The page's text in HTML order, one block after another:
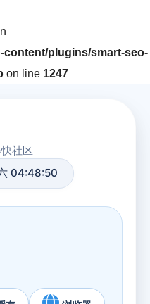
content/plugins/smart-seo-
on line 1247